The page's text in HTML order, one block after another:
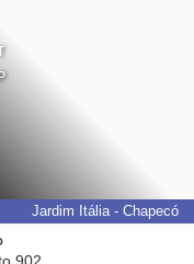
Jardim Itália - Chapecó